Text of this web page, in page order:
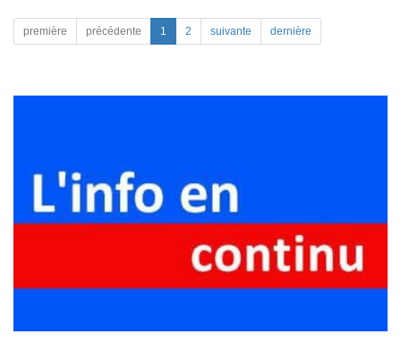
première précédente 1 2 suivante dernière